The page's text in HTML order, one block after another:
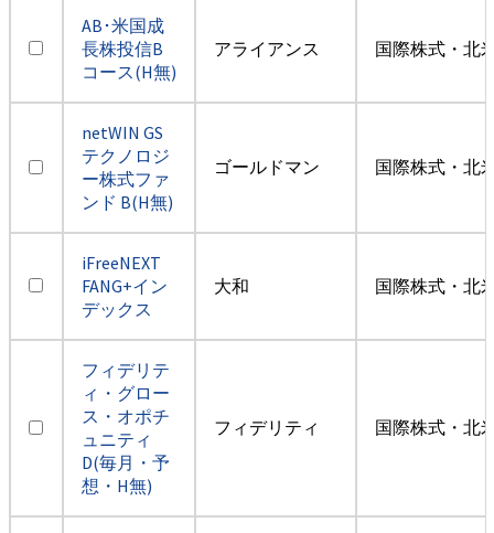
AB･米国成
長株投信B
コース(H無)
アライアンス 国際株式・北
netWIN GS
テクノロジ
ー株式ファ
ンド B(H無)
ゴールドマン 国際株式・北
iFreeNEXT
FANG+イン
デックス
大和 国際株式・北
フィデリテ
ィ・グロー
ス・オポチ
ュニティ
D(毎月・予
想・H無)
フィデリティ 国際株式・北